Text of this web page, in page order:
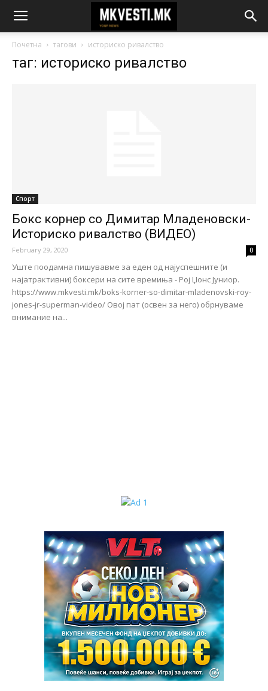
Почетна тагови историско ривалство
таг: историско ривалство
Спорт
Бокс корнер со Димитар Младеновски-
Историско ривалство (ВИДЕО)
February 29, 2020 0
Уште поодамна пишувавме за еден од најуспешните (и
најатрактивни) боксери на сите времиња - Рој Џонс Јуниор.
https://www.mkvesti.mk/boks-korner-so-dimitar-mladenovski-roy-
jones-jr-superman-video/ Овој пат (освен за него) обрнуваме
внимание на...